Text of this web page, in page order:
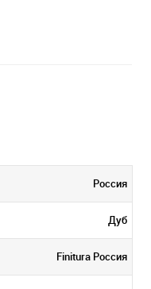
Россия
Дуб
Finitura Россия